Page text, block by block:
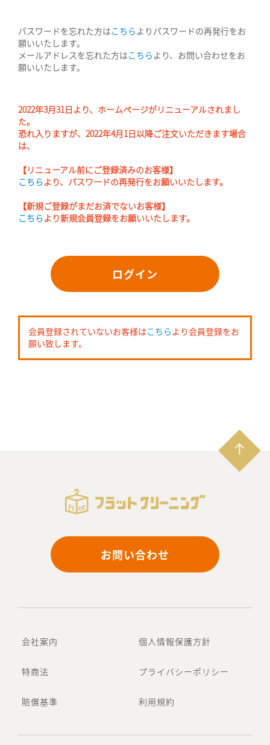
パスワードを忘れた方はこちら よりパスワードの再発行をお
願いいたします。
メールアドレスを忘れた方はこちら より、お問い合わせをお
願いいたします。
2022年3月31日より、ホームページがリニューアルされまし
た。
恐れ入りますが、2022年4月1日以降ご注文いただきます場合
は、
【リニューアル前にご登録済みのお客様】
こちらより、パスワードの再発行をお願いいたします。
【新規ご登録がまだお済でないお客様】
こちらより新規会員登録をお願いいたします。
ログイン
会員登録されていないお客様はこちらより会員登録をお
願い致します。
お問い合わせ
会社案内 個人情報保護方針
特商法 プライバシーポリシー
賠償基準 利用規約